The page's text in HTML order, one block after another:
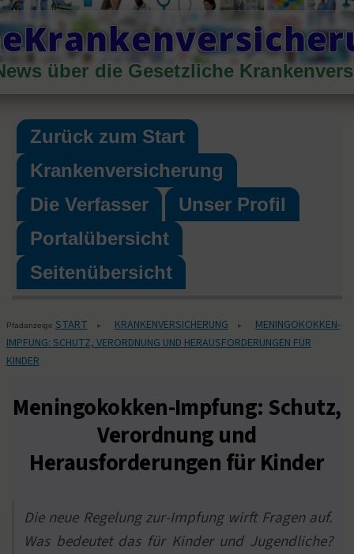
Skip
to
contentüber die Gesetzliche
Primary
Menu
Zurück zum Start
Krankenversicherung
Die Verfasser
Unser Profil
Portalübersicht
Seitenübersicht
Pfadanzeige START ▸ KRANKENVERSICHERUNG ▸
MENINGOKOKKEN-
IMPFUNG: SCHUTZ, VERORDNUNG UND HERAUSFORDERUNGEN FÜR
KINDER
Meningokokken-Impfung: Schutz,
Verordnung und
Herausforderungen für Kinder
Die neue Regelung zur-Impfung wirft Fragen auf.
Was bedeutet das für Kinder und Jugendliche?